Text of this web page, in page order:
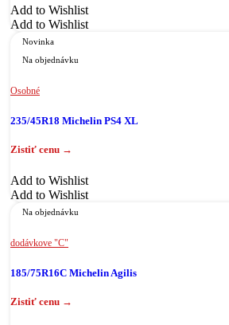
Add to Wishlist
Add to Wishlist
Novinka
Na objednávku
Osobné
235/45R18 Michelin PS4 XL
Add to Wishlist
Add to Wishlist
Na objednávku
dodávkove "C"
185/75R16C Michelin Agilis